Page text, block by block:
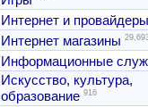
Интернет и провайдеры
Интернет магазины
Информационные
Искусство, культура,
образование 916